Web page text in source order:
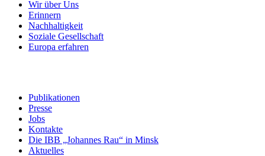
Wir über Uns
Erinnern
Nachhaltigkeit
Soziale Gesellschaft
Europa erfahren
Publikationen
Presse
Jobs
Kontakte
Die IBB „Johannes Rau“ in Minsk
Aktuelles